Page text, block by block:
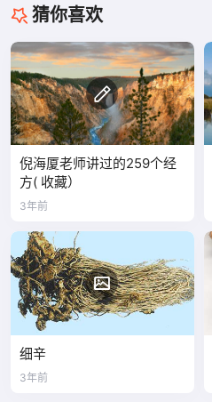
猜你喜欢
倪海厦老师讲过的259个经
方( 收藏）
3年前
细辛
3年前